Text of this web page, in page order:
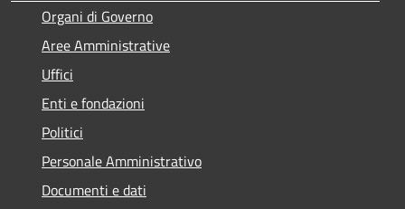
Organi di Governo
Aree Amministrative
Uffici
Enti e fondazioni
Politici
Personale Amministrativo
Documenti e dati